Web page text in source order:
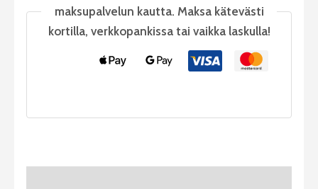
maksupalvelun kautta. Maksa kätevästi
kortilla, verkkopankissa tai vaikka laskulla!